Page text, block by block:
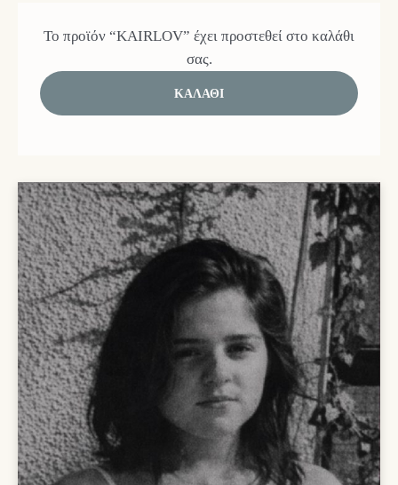
Το προϊόν “KAIRLOV” έχει προστεθεί στο καλάθι
σας.
ΚΑΛΆΘΙ